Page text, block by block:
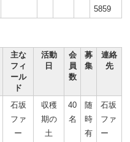
5859
主な
フィ
ール
ド
活動
日
会
員
数
募
集
連絡
先
石坂
ファ
ー
収穫
期の
土
40
名
随
時
有
石坂
ファ
ー